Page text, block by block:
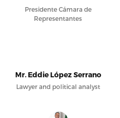
Presidente Cámara de
Representantes
Mr. Eddie López Serrano
Lawyer and political analyst